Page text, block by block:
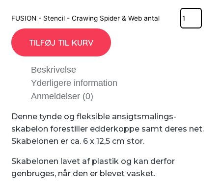
FUSION - Stencil - Crawing Spider & Web antal
TILFØJ TIL KURV
Beskrivelse
Yderligere information
Anmeldelser (0)
Denne tynde og fleksible ansigtsmalings-
skabelon forestiller edderkoppe samt deres net.
Skabelonen er ca. 6 x 12,5 cm stor.
Skabelonen lavet af plastik og kan derfor
genbruges, når den er blevet vasket.